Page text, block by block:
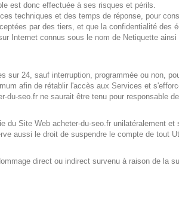
est donc effectuée à ses risques et périls.
techniques et des temps de réponse, pour
par des tiers, et que la confidentialité des
Internet connus sous le nom de Netiquette
24, sauf interruption, programmée ou non,
afin de rétablir l'accès aux Services et
seo.fr ne saurait être tenu pour responsable
Site Web acheter-du-seo.fr unilatéralement
aussi le droit de suspendre le compte de tout
direct ou indirect survenu à raison de la